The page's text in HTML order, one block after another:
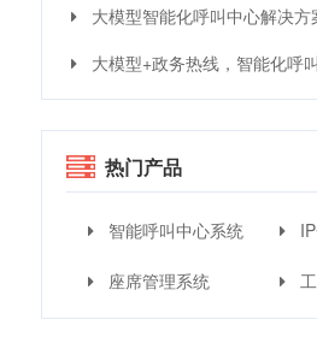
大模型智能化呼叫中心解决方案：重
大模型+政务热线，智能化呼
热门产品
智能呼叫中心系统
座席管理系统